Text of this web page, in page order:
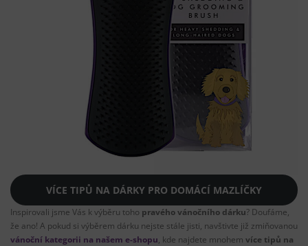
VÍCE TIPŮ NA DÁRKY PRO DOMÁCÍ MAZLÍČKY
Inspirovali jsme Vás k výběru toho pravého vánočního dárku? Doufáme,
že ano! A pokud si výběrem dárku nejste stále jisti, navštivte již zmiňovanou
vánoční kategorii na našem e-shopu, kde najdete mnohem více tipů na